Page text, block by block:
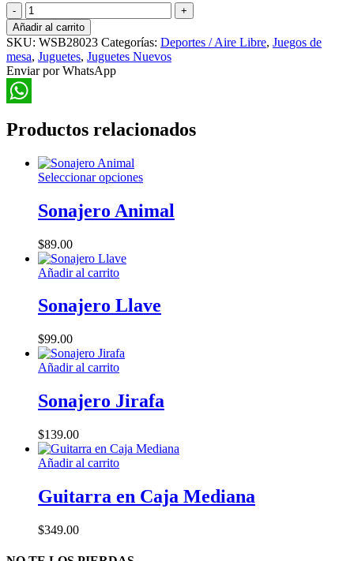
Mesa
de
Ping
Pong
con
Paletas
y
Pelotas
cantidad
Añadir al carrito
SKU: WSB28023 Categorías: Deportes / Aire Libre, Juegos de
mesa, Juguetes, Juguetes Nuevos
Enviar por WhatsApp
Productos relacionados
Seleccionar opcionesEste
tiene
múltiples
elegir
en
Sonajero Animal
$89.00
Añadir al carrito
Sonajero Llave
$99.00
Añadir al carrito
Sonajero Jirafa
$139.00
Añadir al carrito
Guitarra en Caja Mediana
$349.00